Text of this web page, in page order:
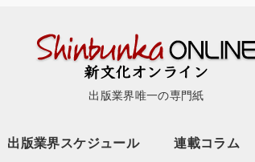
出版業界唯一の専門紙
出版業界スケジュール 連載コラム